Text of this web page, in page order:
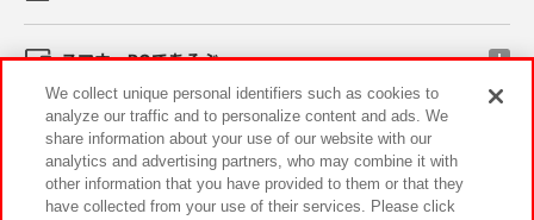
スマホ・PCであそぶ
イベント・キャンペーン
We collect unique personal identifiers such as cookies to
analyze our traffic and to personalize content and ads. We
share information about your use of our website with our
analytics and advertising partners, who may combine it with
other information that you have provided to them or that they
have collected from your use of their services. Please click